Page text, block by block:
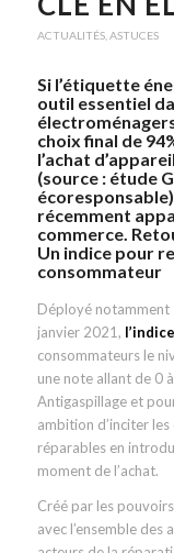
ACTUALITÉS, ASTUCES
Si l’étiquette
outil essentiel
choix final de
l’achat
(source : étude
récemment
commerce.
Un indice pour
consommateur
Déployé notamment
janvier 2021,
consommateurs le
une note allant de 0
Antigaspillage et
ambition d’inciter
réparables en
moment de l’achat.
Créé par les
avec l’ensemble